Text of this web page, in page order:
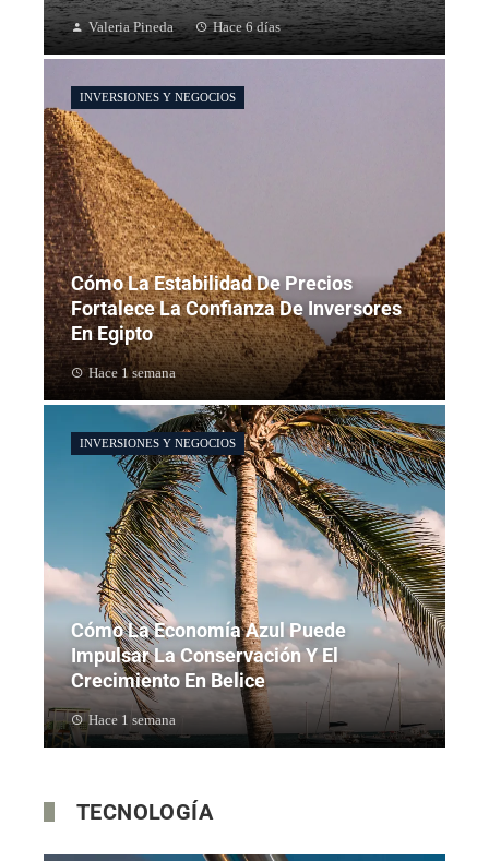
Valeria Pineda Hace 6 días
INVERSIONES Y NEGOCIOS
Cómo La Estabilidad De Precios
Fortalece La Confianza De Inversores
En Egipto
Hace 1 semana
INVERSIONES Y NEGOCIOS
Cómo La Economía Azul Puede
Impulsar La Conservación Y El
Crecimiento En Belice
Hace 1 semana
TECNOLOGÍA